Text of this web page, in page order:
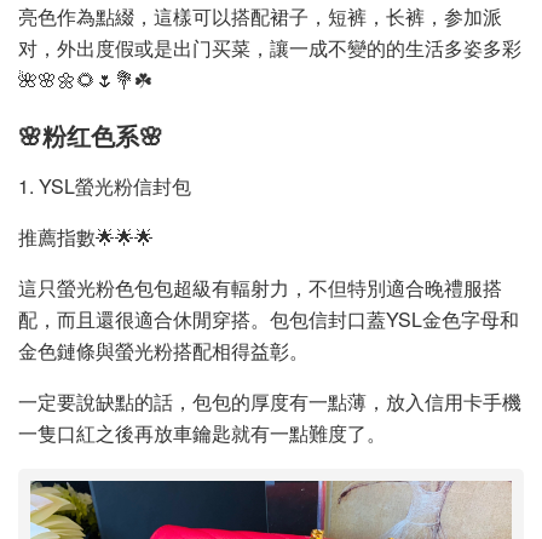
亮色作為點綴，這樣可以搭配裙子，短裤，长裤，参加派
对，外出度假或是出门买菜，讓一成不變的的生活多姿多彩
🌺🌸🌼🌻🌷💐☘️
🌸粉红色系🌸
1. YSL螢光粉信封包
推薦指數🌟🌟🌟
這只螢光粉色包包超級有輻射力，不但特別適合晚禮服搭
配，而且還很適合休閒穿搭。包包信封口蓋YSL金色字母和
金色鏈條與螢光粉搭配相得益彰。
一定要說缺點的話，包包的厚度有一點薄，放入信用卡手機
一隻口紅之後再放車鑰匙就有一點難度了。